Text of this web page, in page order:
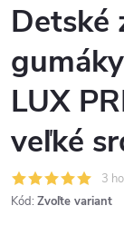
Detské
LUX
veľké
3
Kód: Zvoľte variant